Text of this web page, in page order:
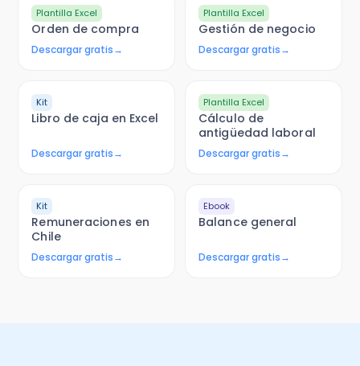
Plantilla Excel
Orden de compra
Descargar gratis→
Plantilla Excel
Gestión de negocio
Descargar gratis→
Kit
Libro de caja en Excel
Descargar gratis→
Plantilla Excel
Cálculo de
antigüedad laboral
Descargar gratis→
Kit
Remuneraciones en
Chile
Descargar gratis→
Ebook
Balance general
Descargar gratis→